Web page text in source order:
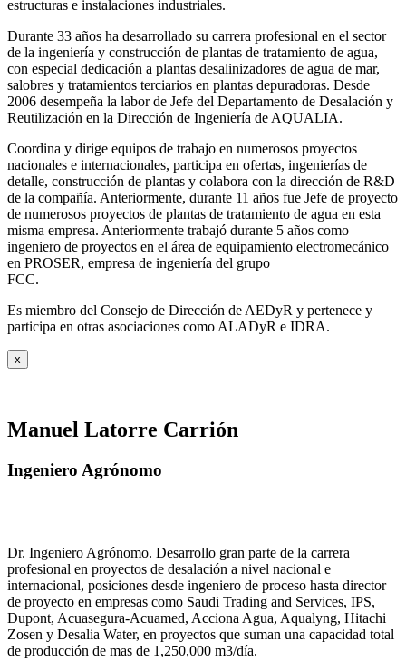
estructuras e instalaciones industriales.
Durante 33 años ha desarrollado su carrera profesional en el sector
de la ingeniería y construcción de plantas de tratamiento de agua,
con especial dedicación a plantas desalinizadores de agua de mar,
salobres y tratamientos terciarios en plantas depuradoras. Desde
2006 desempeña la labor de Jefe del Departamento de Desalación y
Reutilización en la Dirección de Ingeniería de AQUALIA.
Coordina y dirige equipos de trabajo en numerosos proyectos
nacionales e internacionales, participa en ofertas, ingenierías de
detalle, construcción de plantas y colabora con la dirección de R&D
de la compañía. Anteriormente, durante 11 años fue Jefe de proyecto
de numerosos proyectos de plantas de tratamiento de agua en esta
misma empresa. Anteriormente trabajó durante 5 años como
ingeniero de proyectos en el área de equipamiento electromecánico
en PROSER, empresa de ingeniería del grupo
FCC.
Es miembro del Consejo de Dirección de AEDyR y pertenece y
participa en otras asociaciones como ALADyR e IDRA.
x
Manuel Latorre Carrión
Ingeniero Agrónomo
Dr. Ingeniero Agrónomo. Desarrollo gran parte de la carrera
profesional en proyectos de desalación a nivel nacional e
internacional, posiciones desde ingeniero de proceso hasta director
de proyecto en empresas como Saudi Trading and Services, IPS,
Dupont, Acuasegura-Acuamed, Acciona Agua, Aqualyng, Hitachi
Zosen y Desalia Water, en proyectos que suman una capacidad total
de producción de mas de 1,250,000 m3/día.